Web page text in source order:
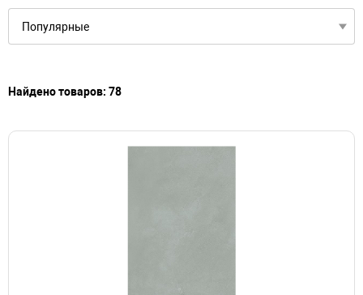
Найдено товаров: 78